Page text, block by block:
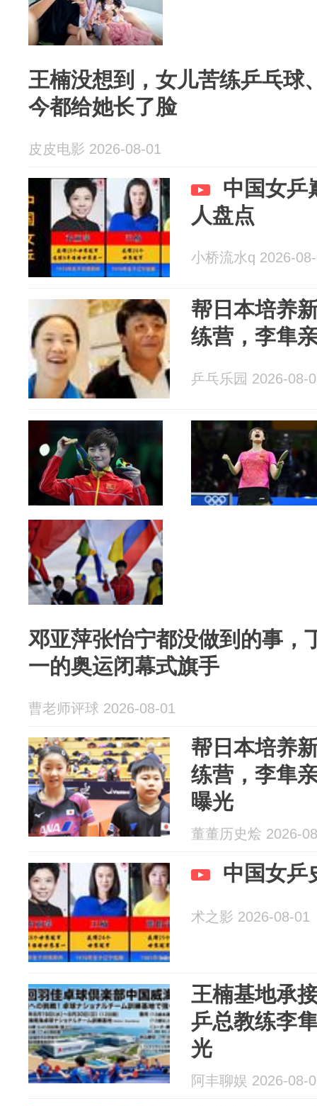
王楠没想到，女儿苦练乒乓球
今都给她长了脸
皮皮电影 2026-08-01
中国女乒
人盘点
小桥流水q 2026-
帮日本培养
练营，李隼
乒乓乐园 2026-08-
邓亚萍张怡宁都没做到的事，
一的奥运闭幕式旗手
曹老师评球 2026-08-01
帮日本培养
练营，李隼
曝光
董董历史烩 2026-
中国女乒
术之影 2026-08-01
王楠基地承
乒总教练‌李
光
阿丰聊娱 2026-08-